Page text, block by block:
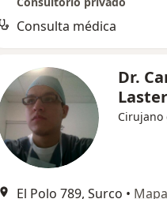
Consulta médica
Dr.
Cirujano
El Polo 789, Surco • Mapa